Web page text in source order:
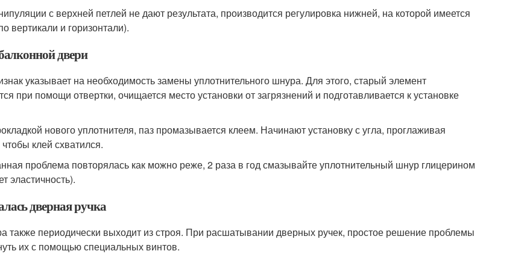
с верхней петлей не дают результата, производится регулировка нижней, на которой имеется
вертикали и горизонтали).
двери
указывает на необходимость замены уплотнительного шнура. Для этого, старый элемент
при помощи отвертки, очищается место установки от загрязнений и подготавливается к установке
нового уплотнителя, паз промазывается клеем. Начинают установку с угла, проглаживая
клей схватился.
проблема повторялась как можно реже, 2 раза в год смазывайте уплотнительный шнур глицерином
эластичность).
дверная ручка
также периодически выходит из строя. При расшатывании дверных ручек, простое решение проблемы
их с помощью специальных винтов.